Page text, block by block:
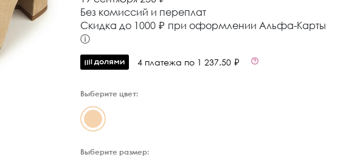
Без комиссий и переплат
Cкидка до 1000 ₽ при оформлении Альфа-Карты
ⓘ
4 платежа по 1 237.50 ₽
Выберите цвет:
Выберите размер: